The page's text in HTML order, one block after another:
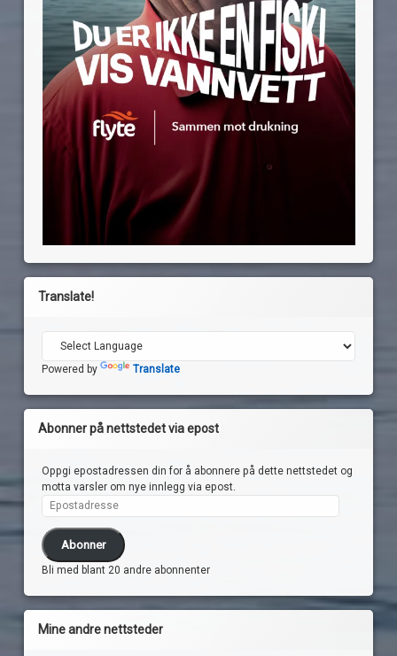
Translate!
Powered by Translate
Abonner på nettstedet via epost
Oppgi epostadressen din for å abonnere på dette nettstedet og
motta varsler om nye innlegg via epost.
Epostadresse
Abonner
Bli med blant 20 andre abonnenter
Mine andre nettsteder